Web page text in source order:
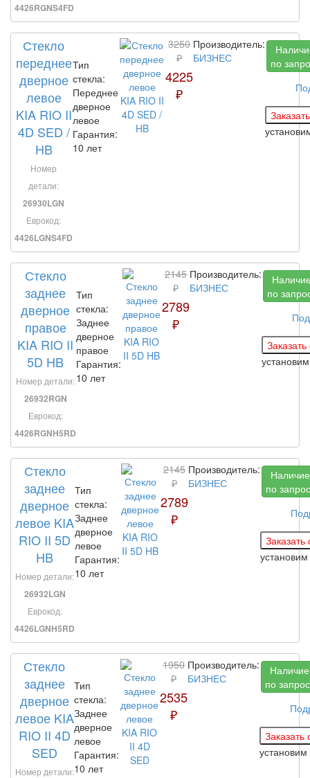
4426RGNS4FD
Стекло
переднее
дверное
левое
KIA RIO II
4D SED /
HB
Номер
детали:
26930LGN
Еврокод:
4426LGNS4FD
Тип
стекла:
Переднее
дверное
левое
Гарантия:
10 лет
3250
₽
4225
₽
Производитель:
БИЗНЕС
по
Стекло
заднее
дверное
правое
KIA RIO II
5D HB
Номер детали:
26932RGN
Еврокод:
4426RGNH5RD
Тип
стекла:
Заднее
дверное
правое
Гарантия:
10 лет
2145
₽
2789
₽
Производитель:
БИЗНЕС
по
Стекло
заднее
дверное
левое KIA
RIO II 5D
HB
Номер детали:
26932LGN
Еврокод:
4426LGNH5RD
Тип
стекла:
Заднее
дверное
левое
Гарантия:
10 лет
2145
₽
2789
₽
Производитель:
БИЗНЕС
Наличие
по
установим
Стекло
заднее
дверное
левое KIA
RIO II 4D
SED
Номер детали:
Тип
стекла:
Заднее
дверное
левое
Гарантия:
10 лет
1950
₽
2535
₽
Производитель:
БИЗНЕС
Наличие
по
установим